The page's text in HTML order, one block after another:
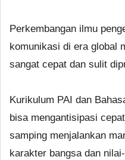
Perkembangan ilmu
komunikasi di era global
sangat cepat dan sulit
Kurikulum PAI dan
bisa mengantisipasi
samping menjalankan
karakter bangsa dan